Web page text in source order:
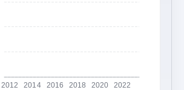
2012 2014 2016 2018 2020 2022